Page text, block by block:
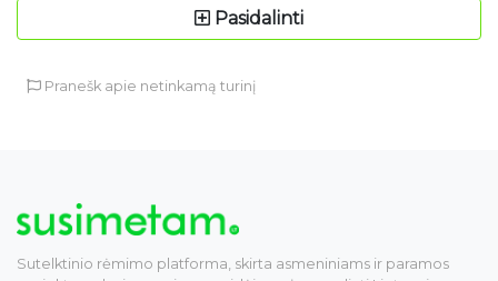
Pasidalinti
Pranešk apie netinkamą turinį
Sutelktinio rėmimo platforma, skirta asmeniniams ir paramos